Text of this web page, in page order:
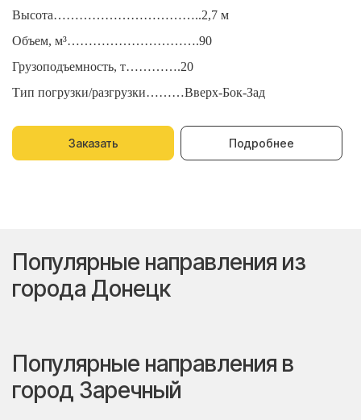
Высота……………………………..2,7 м
Объем, м³………………………….90
Грузоподъемность, т………….20
Тип погрузки/разгрузки………Вверх-Бок-Зад
Заказать Подробнее
Популярные направления из
города Донецк
Популярные направления в
город Заречный